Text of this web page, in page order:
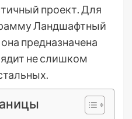
проект. Для
Ландшафтный
предназначена
не слишком